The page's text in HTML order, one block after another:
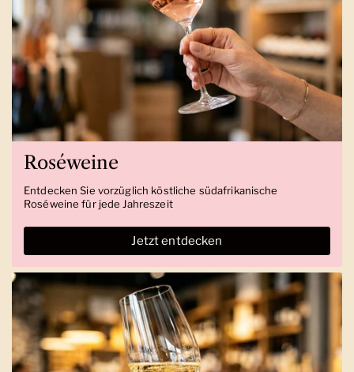
Roséweine
Entdecken Sie vorzüglich köstliche südafrikanische
Roséweine für jede Jahreszeit
Jetzt entdecken